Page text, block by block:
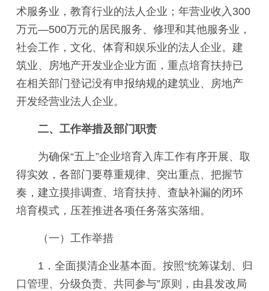
术服务业，教育行业的法人企业；年营业收入300
万元—500万元的居民服务、修理和其他服务业，
社会工作，文化、体育和娱乐业的法人企业。建
筑业、房地产开发业企业方面，重点培育扶持已
在相关部门登记没有申报纳规的建筑业、房地产
开发经营业法人企业。
二、工作举措及部门职责
为确保“五上”企业培育入库工作有序开展、取
得实效，各部门要尊重规律、突出重点、把握节
奏，建立摸排调查、培育扶持、查缺补漏的闭环
培育模式，压茬推进各项任务落实落细。
（一）工作举措
1．全面摸清企业基本面。按照“统筹谋划、归
口管理、分级负责、共同参与”原则，由县发改局